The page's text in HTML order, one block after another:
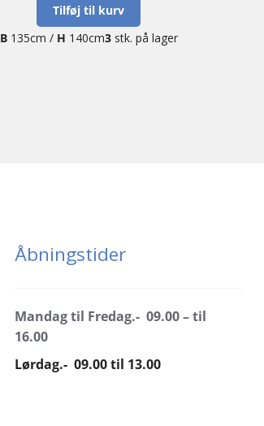
Tilføj til kurv
B135cm / H 140cm3stk. på lager
Åbningstider
Mandag til Fredag.- 09.00 – til
16.00
Lørdag.- 09.00 til 13.00